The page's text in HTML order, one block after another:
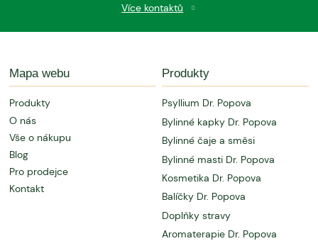
Více kontaktů
Mapa webu
Produkty
O nás
Vše o nákupu
Blog
Pro prodejce
Kontakt
Produkty
Psyllium Dr. Popova
Bylinné kapky Dr. Popova
Bylinné čaje a směsi
Bylinné masti Dr. Popova
Kosmetika Dr. Popova
Balíčky Dr. Popova
Doplňky stravy
Aromaterapie Dr. Popova